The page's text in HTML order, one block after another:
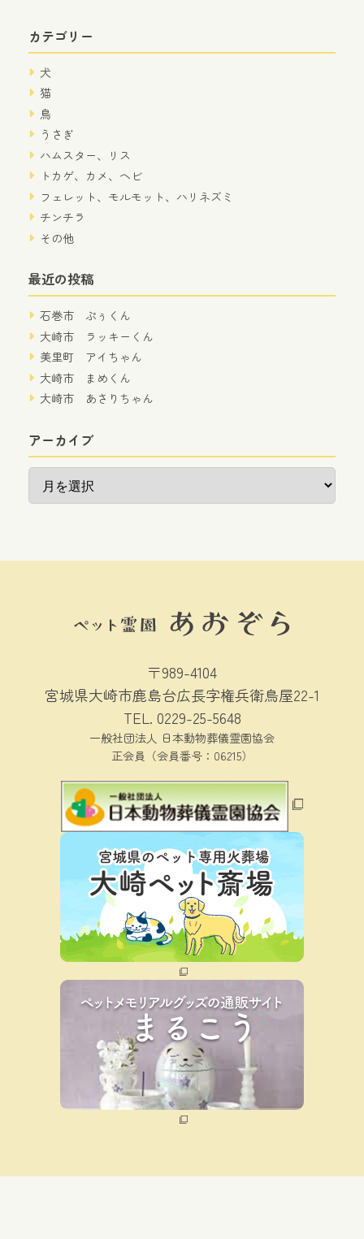
カテゴリー
犬
猫
鳥
うさぎ
ハムスター、リス
トカゲ、カメ、ヘビ
フェレット、モルモット、ハリネズミ
チンチラ
その他
最近の投稿
石巻市 ぷぅくん
大崎市 ラッキーくん
美里町 アイちゃん
大崎市 まめくん
大崎市 あさりちゃん
アーカイブ
ア
〒989-4104
宮城県大崎市鹿島台広長字権兵衛鳥屋22-1
TEL. 0229-25-5648
一般社団法人 日本動物葬儀霊園協会
正会員（会員番号：06215）